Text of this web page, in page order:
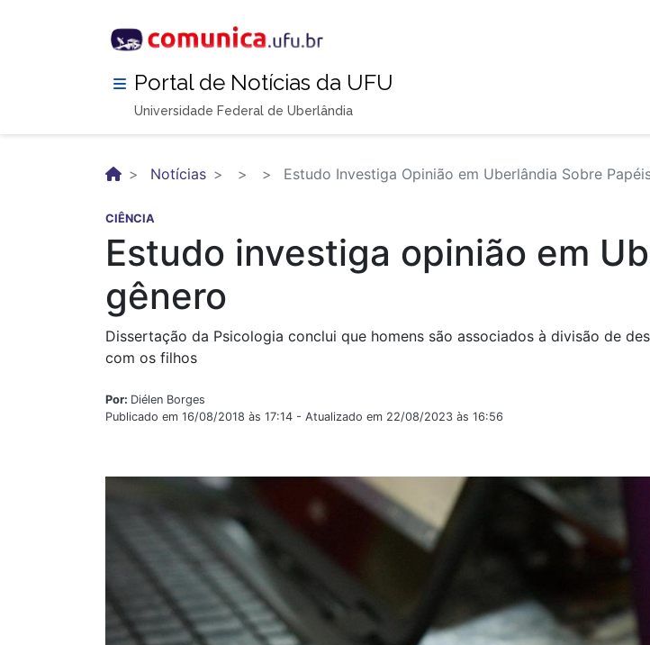
Portal de Notícias da UFU
Universidade Federal de Uberlândia
Notícias Estudo Investiga Opinião em Uberlândia Sobre
CIÊNCIA
Estudo investiga opinião em
gênero
Dissertação da Psicologia conclui que homens são associados à divisão de
com os filhos
Por: Diélen Borges
Publicado em 16/08/2018 às 17:14 - Atualizado em 22/08/2023 às 16:56